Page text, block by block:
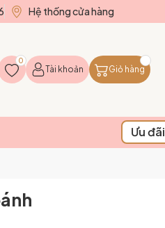
Hệ thống cửa hàng
0
Tài khoản Giỏ hàng
Ưu đãi